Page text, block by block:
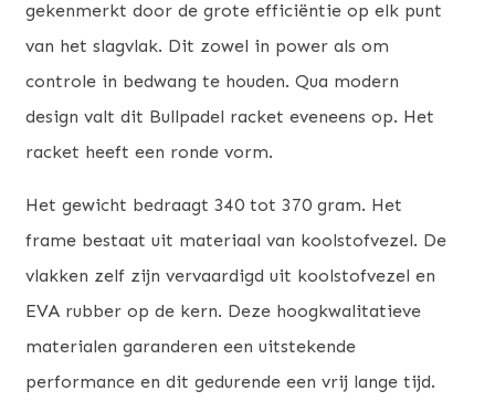
gekenmerkt door de grote efficiëntie op elk punt
van het slagvlak. Dit zowel in power als om
controle in bedwang te houden. Qua modern
design valt dit Bullpadel racket eveneens op. Het
racket heeft een ronde vorm.
Het gewicht bedraagt 340 tot 370 gram. Het
frame bestaat uit materiaal van koolstofvezel. De
vlakken zelf zijn vervaardigd uit koolstofvezel en
EVA rubber op de kern. Deze hoogkwalitatieve
materialen garanderen een uitstekende
performance en dit gedurende een vrij lange tijd.